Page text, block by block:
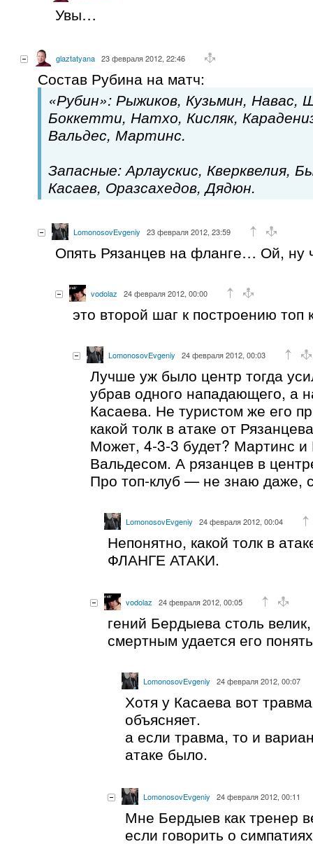
Увы…
glaztatyana 23 февраля 2012, 22:46
Состав Рубина на матч:
«Рубин»: Рыжиков, Кузьмин, Навас,
Боккетти, Натхо, Кисляк,
Вальдес, Мартинс.
Запасные: Арлаускис, Кверквелия,
Касаев, Оразсахедов, Дядюн.
LomonosovEvgeniy 23 февраля 2012, 23:59
Опять Рязанцев на фланге… Ой, ну
vodolaz 24 февраля 2012, 00:00
это второй шаг к построению топ
LomonosovEvgeniy 24 февраля 2012, 00:03
Лучше уж было центр тогда
убрав одного нападающего, а
Касаева. Не туристом же его
какой толк в атаке от
Может, 4-3-3 будет? Мартинс и
Вальдесом. А рязанцев в
Про топ-клуб — не знаю даже,
LomonosovEvgeniy 24 февраля 2012, 00:04
Непонятно, какой толк в
ФЛАНГЕ АТАКИ.
vodolaz 24 февраля 2012, 00:05
гений Бердыева столь
смертным удается его понять
LomonosovEvgeniy 24 февраля 2012, 00:07
Хотя у Касаева вот
объясняет.
а если травма, то и
атаке было.
LomonosovEvgeniy 24 февраля 2012, 00:11
Мне Бердыев как тренер
если говорить о